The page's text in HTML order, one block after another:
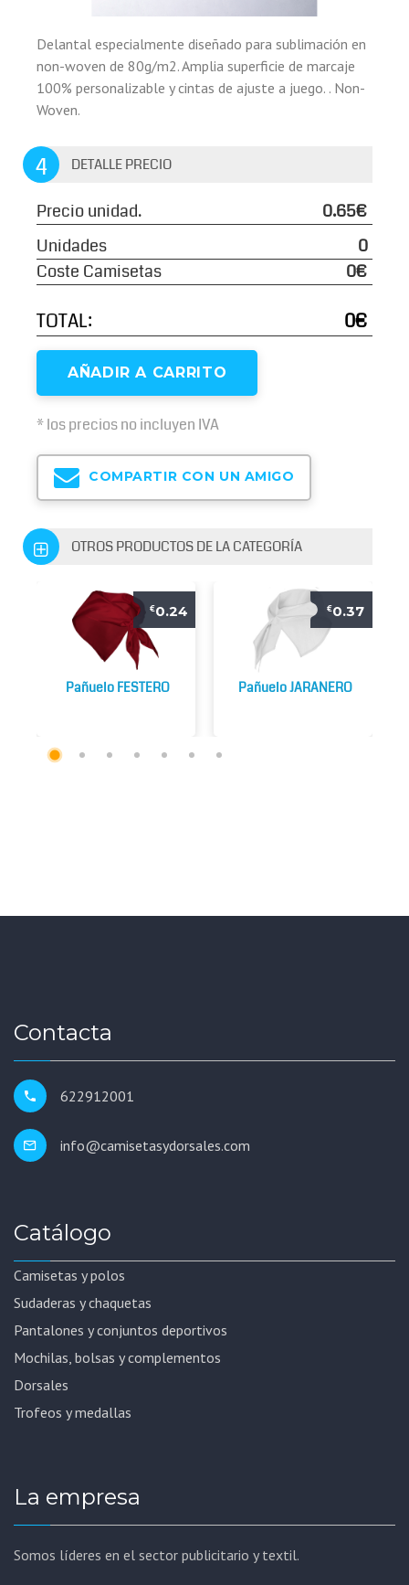
Delantal especialmente diseñado para sublimación en
non-woven de 80g/m2. Amplia superficie de marcaje
100% personalizable y cintas de ajuste a juego. . Non-
Woven.
4 DETALLE PRECIO
Precio unidad.
0.65€
Unidades
0
Coste Camisetas
0€
TOTAL: 0€
AÑADIR A CARRITO
* los precios no incluyen IVA
COMPARTIR CON UN AMIGO
OTROS PRODUCTOS DE LA CATEGORÍA
€0.24
Pañuelo FESTERO
€0.37
Pañuelo JARANERO
Contacta
622912001
info@camisetasydorsales.com
Catálogo
Camisetas y polos
Sudaderas y chaquetas
Pantalones y conjuntos deportivos
Mochilas, bolsas y complementos
Dorsales
Trofeos y medallas
La empresa
Somos líderes en el sector publicitario y textil.